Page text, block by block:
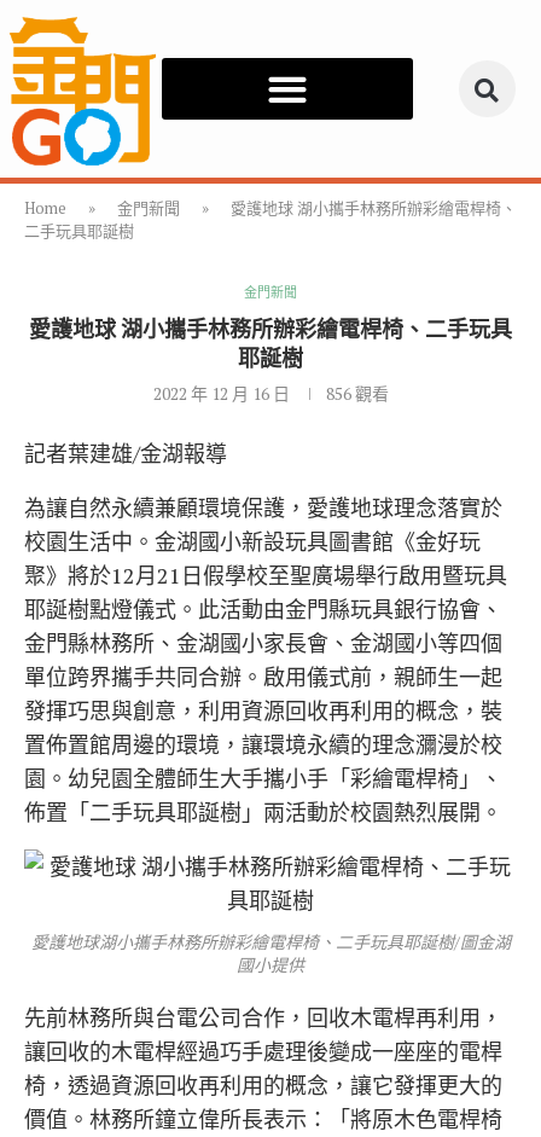
Home » 金門新聞 »
愛護地球 湖小攜手林務所辦彩繪電桿椅、
二手玩具耶誕樹
金門新聞
愛護地球 湖小攜手林務所辦彩繪電桿椅、二手玩具
耶誕樹
2022 年 12 月 16 日 856觀看
記者葉建雄/金湖報導
為讓自然永續兼顧環境保護，愛護地球理念落實於
校園生活中。金湖國小新設玩具圖書館《金好玩
聚》將於12月21日假學校至聖廣場舉行啟用暨玩具
耶誕樹點燈儀式。此活動由金門縣玩具銀行協會、
金門縣林務所、金湖國小家長會、金湖國小等四個
單位跨界攜手共同合辦。啟用儀式前，親師生一起
發揮巧思與創意，利用資源回收再利用的概念，裝
置佈置館周邊的環境，讓環境永續的理念瀰漫於校
園。幼兒園全體師生大手攜小手「彩繪電桿椅」、
佈置「二手玩具耶誕樹」兩活動於校園熱烈展開。
愛護地球湖小攜手林務所辦彩繪電桿椅、二手玩具耶誕樹/圖金湖
國小提供
先前林務所與台電公司合作，回收木電桿再利用，
讓回收的木電桿經過巧手處理後變成一座座的電桿
椅，透過資源回收再利用的概念，讓它發揮更大的
價值。林務所鐘立偉所長表示：「將原木色電桿椅